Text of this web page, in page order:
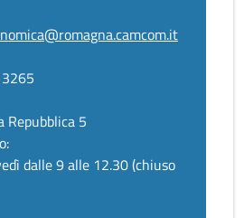
Repubblica 5
dalle 9 alle 12.30 (chiuso